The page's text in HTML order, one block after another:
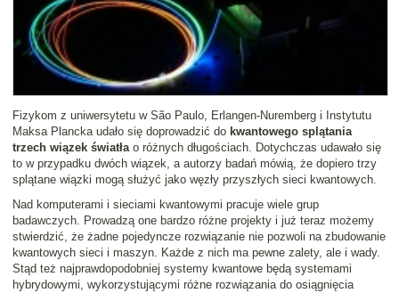
Fizykom z uniwersytetu w São Paulo, Erlangen-Nuremberg i Instytutu
Maksa Plancka udało się doprowadzić do kwantowego splątania
trzech wiązek światłao różnych długościach. Dotychczas udawało się
to w przypadku dwóch wiązek, a autorzy badań mówią, że dopiero trzy
splątane wiązki mogą służyć jako węzły przyszłych sieci kwantowych.
Nad komputerami i sieciami kwantowymi pracuje wiele grup
badawczych. Prowadzą one bardzo różne projekty i już teraz możemy
stwierdzić, że żadne pojedyncze rozwiązanie nie pozwoli na zbudowanie
kwantowych sieci i maszyn. Każde z nich ma pewne zalety, ale i wady.
Stąd też najprawdopodobniej systemy kwantowe będą systemami
hybrydowymi, wykorzystującymi różne rozwiązania do osiągnięcia